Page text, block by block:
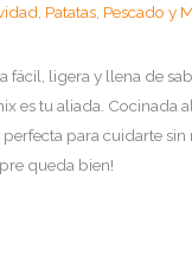
Patatas Pescado y
fácil, ligera y llena de
es tu aliada. Cocinada
para cuidarte sin
queda bien!